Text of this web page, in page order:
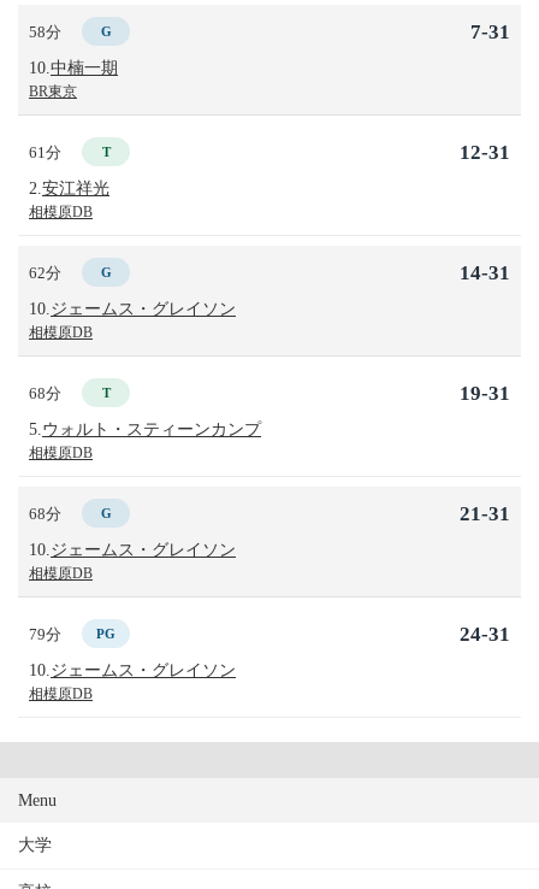
58分 G
10. 中楠一期
BR東京
7-31
61分 T
2. 安江祥光
相模原DB
12-31
62分 G
10. ジェームス・グレイソン
相模原DB
14-31
68分 T
5. ウォルト・スティーンカンプ
相模原DB
19-31
68分 G
10. ジェームス・グレイソン
相模原DB
21-31
79分 PG
10. ジェームス・グレイソン
相模原DB
24-31
Menu
大学